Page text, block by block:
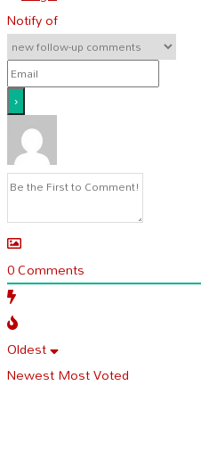
Notify of
0Comments
Oldest
NewestMost Voted